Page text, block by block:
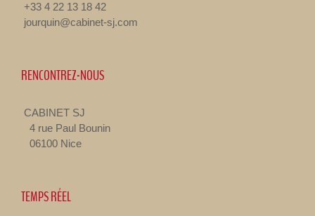
+33 4 22 13 18 42
jourquin@cabinet-sj.com
RENCONTREZ-NOUS
CABINET SJ
4 rue Paul Bounin
06100 Nice
TEMPS RÉEL